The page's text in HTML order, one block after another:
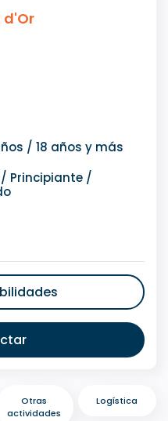
d'Or
/ 18 años y más
Principiante /
Otras
actividades
Logística